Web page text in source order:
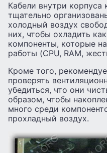
Кабели внутри
тщательно
холодный воздух
них, чтобы охладить
компоненты, которые
работы (CPU, RAM,
Кроме того,
проверять
убедиться, что они
образом, чтобы
много среди
прохладный воздух.